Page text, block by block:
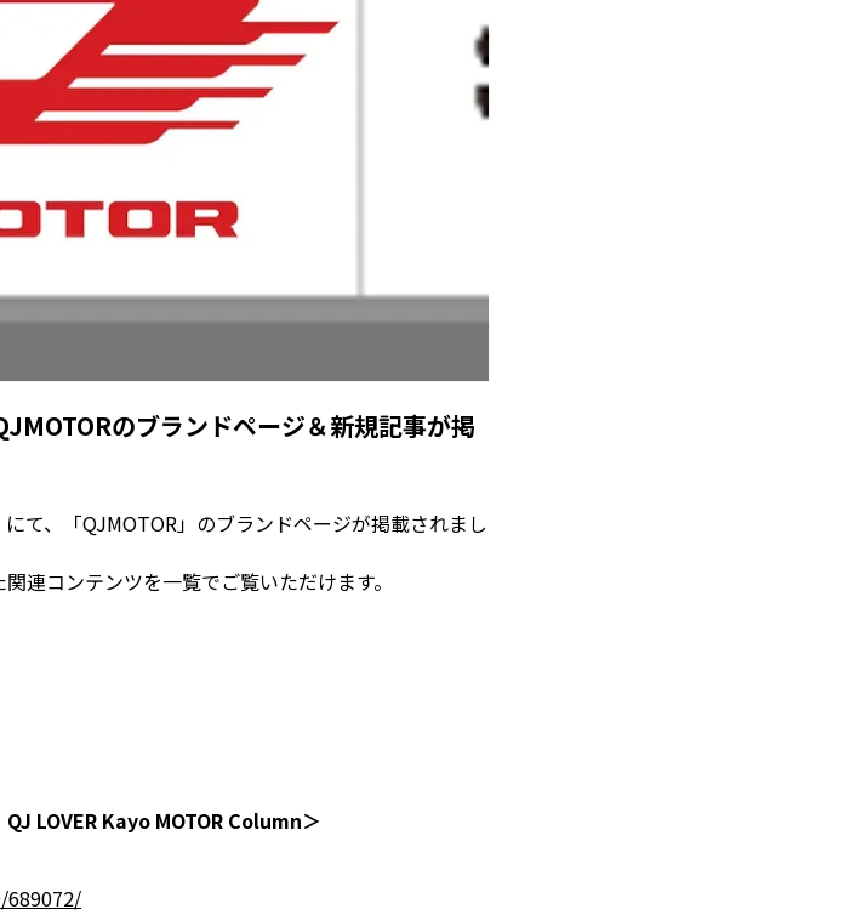
のブランドページ＆新規記事が掲
て、「QJMOTOR」のブランドページが掲載されまし
連コンテンツを一覧でご覧いただけます。
LOVER Kayo MOTOR Column＞